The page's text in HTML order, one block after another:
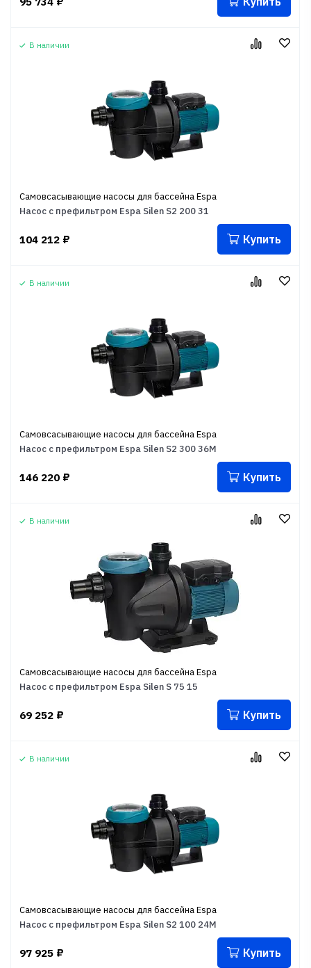
В наличии
Самовсасывающие насосы для бассейна Espa
Насос с префильтром Espa Silen S2 200 31
104 212 ₽ Купить
В наличии
Самовсасывающие насосы для бассейна Espa
Насос с префильтром Espa Silen S2 300 36M
146 220 ₽ Купить
В наличии
Самовсасывающие насосы для бассейна Espa
Насос с префильтром Espa Silen S 75 15
69 252 ₽ Купить
В наличии
Самовсасывающие насосы для бассейна Espa
Насос с префильтром Espa Silen S2 100 24M
97 925 ₽ Купить